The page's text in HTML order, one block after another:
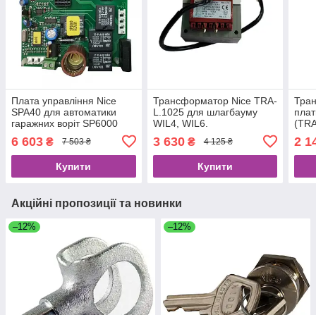
Плата управління Nice
SPA40 для автоматики
гаражних воріт SP6000
6 603 ₴ 7 503 ₴
Купити
Трансформатор Nice TRA-
L.1025 для шлагбауму
WIL4, WIL6.
3 630₴ 4 125 ₴
Купити
2
Акційні пропозиції та новинки
–12% –12%